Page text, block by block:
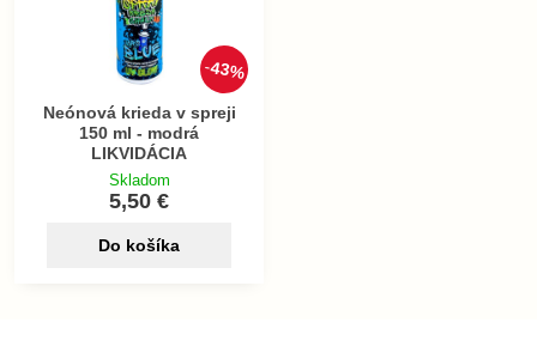
43%
Neónová krieda v spreji
150 ml - modrá
LIKVIDÁCIA
Skladom
5,50 €
Do košíka